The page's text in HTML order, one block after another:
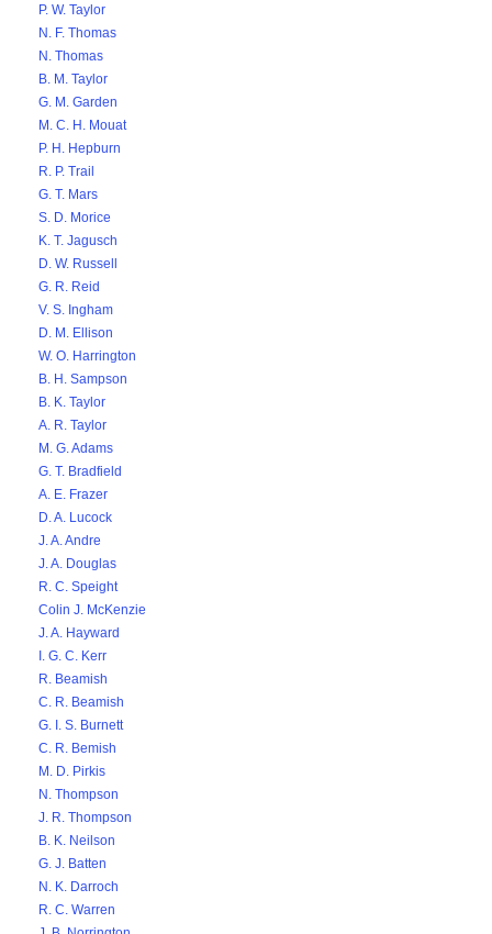
P. W. Taylor
N. F. Thomas
N. Thomas
B. M. Taylor
G. M. Garden
M. C. H. Mouat
P. H. Hepburn
R. P. Trail
G. T. Mars
S. D. Morice
K. T. Jagusch
D. W. Russell
G. R. Reid
V. S. Ingham
D. M. Ellison
W. O. Harrington
B. H. Sampson
B. K. Taylor
A. R. Taylor
M. G. Adams
G. T. Bradfield
A. E. Frazer
D. A. Lucock
J. A. Andre
J. A. Douglas
R. C. Speight
Colin J. McKenzie
J. A. Hayward
I. G. C. Kerr
R. Beamish
C. R. Beamish
G. I. S. Burnett
C. R. Bemish
M. D. Pirkis
N. Thompson
J. R. Thompson
B. K. Neilson
G. J. Batten
N. K. Darroch
R. C. Warren